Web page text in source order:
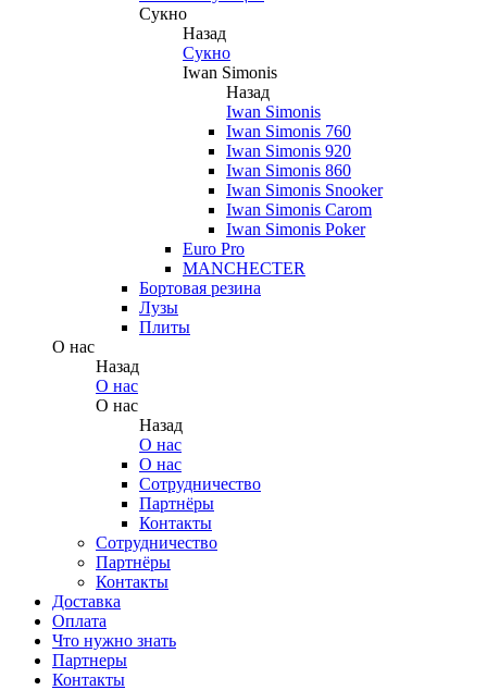
Сукно
Назад
Сукно
Iwan Simonis
Назад
Iwan Simonis
Iwan Simonis 760
Iwan Simonis 920
Iwan Simonis 860
Iwan Simonis Snooker
Iwan Simonis Carom
Iwan Simonis Poker
Euro Pro
MANCHECTER
Бортовая резина
Лузы
Плиты
О нас
Назад
О нас
О нас
Назад
О нас
О нас
Сотрудничество
Партнёры
Контакты
Сотрудничество
Партнёры
Контакты
Доставка
Оплата
Что нужно знать
Партнеры
Контакты